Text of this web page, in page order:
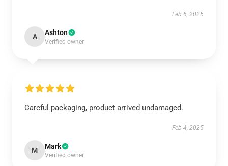
Feb 6, 2025
A Ashton
Verified owner
Careful packaging, product arrived undamaged.
Feb 4, 2025
M Mark
Verified owner